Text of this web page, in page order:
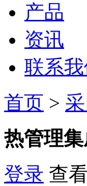
产品
资讯
联系我
首页 >
热管理
登录 查